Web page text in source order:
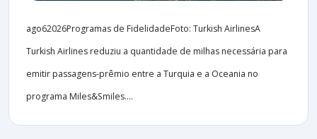
ago62026Programas de FidelidadeFoto: Turkish AirlinesA
Turkish Airlines reduziu a quantidade de milhas necessária para
emitir passagens-prêmio entre a Turquia e a Oceania no
programa Miles&Smiles....